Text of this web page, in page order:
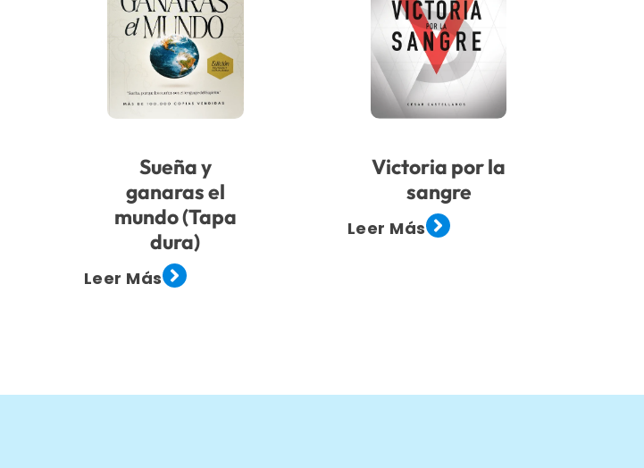
Sueña y
ganaras el
mundo (Tapa
dura)
Leer Más
Victoria por la
sangre
Leer Más